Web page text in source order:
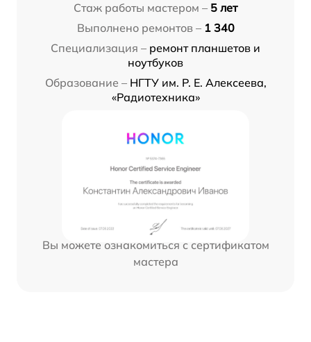
Стаж работы мастером – 5 лет
Выполнено ремонтов – 1 340
Специализация – ремонт планшетов и
ноутбуков
Образование – НГТУ им. Р. Е. Алексеева,
«Радиотехника»
Вы можете ознакомиться с сертификатом
мастера